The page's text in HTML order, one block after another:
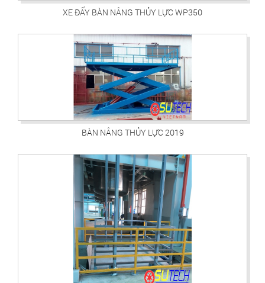
XE ĐẨY BÀN NÂNG THỦY LỰC WP350
BÀN NÂNG THỦY LỰC 2019